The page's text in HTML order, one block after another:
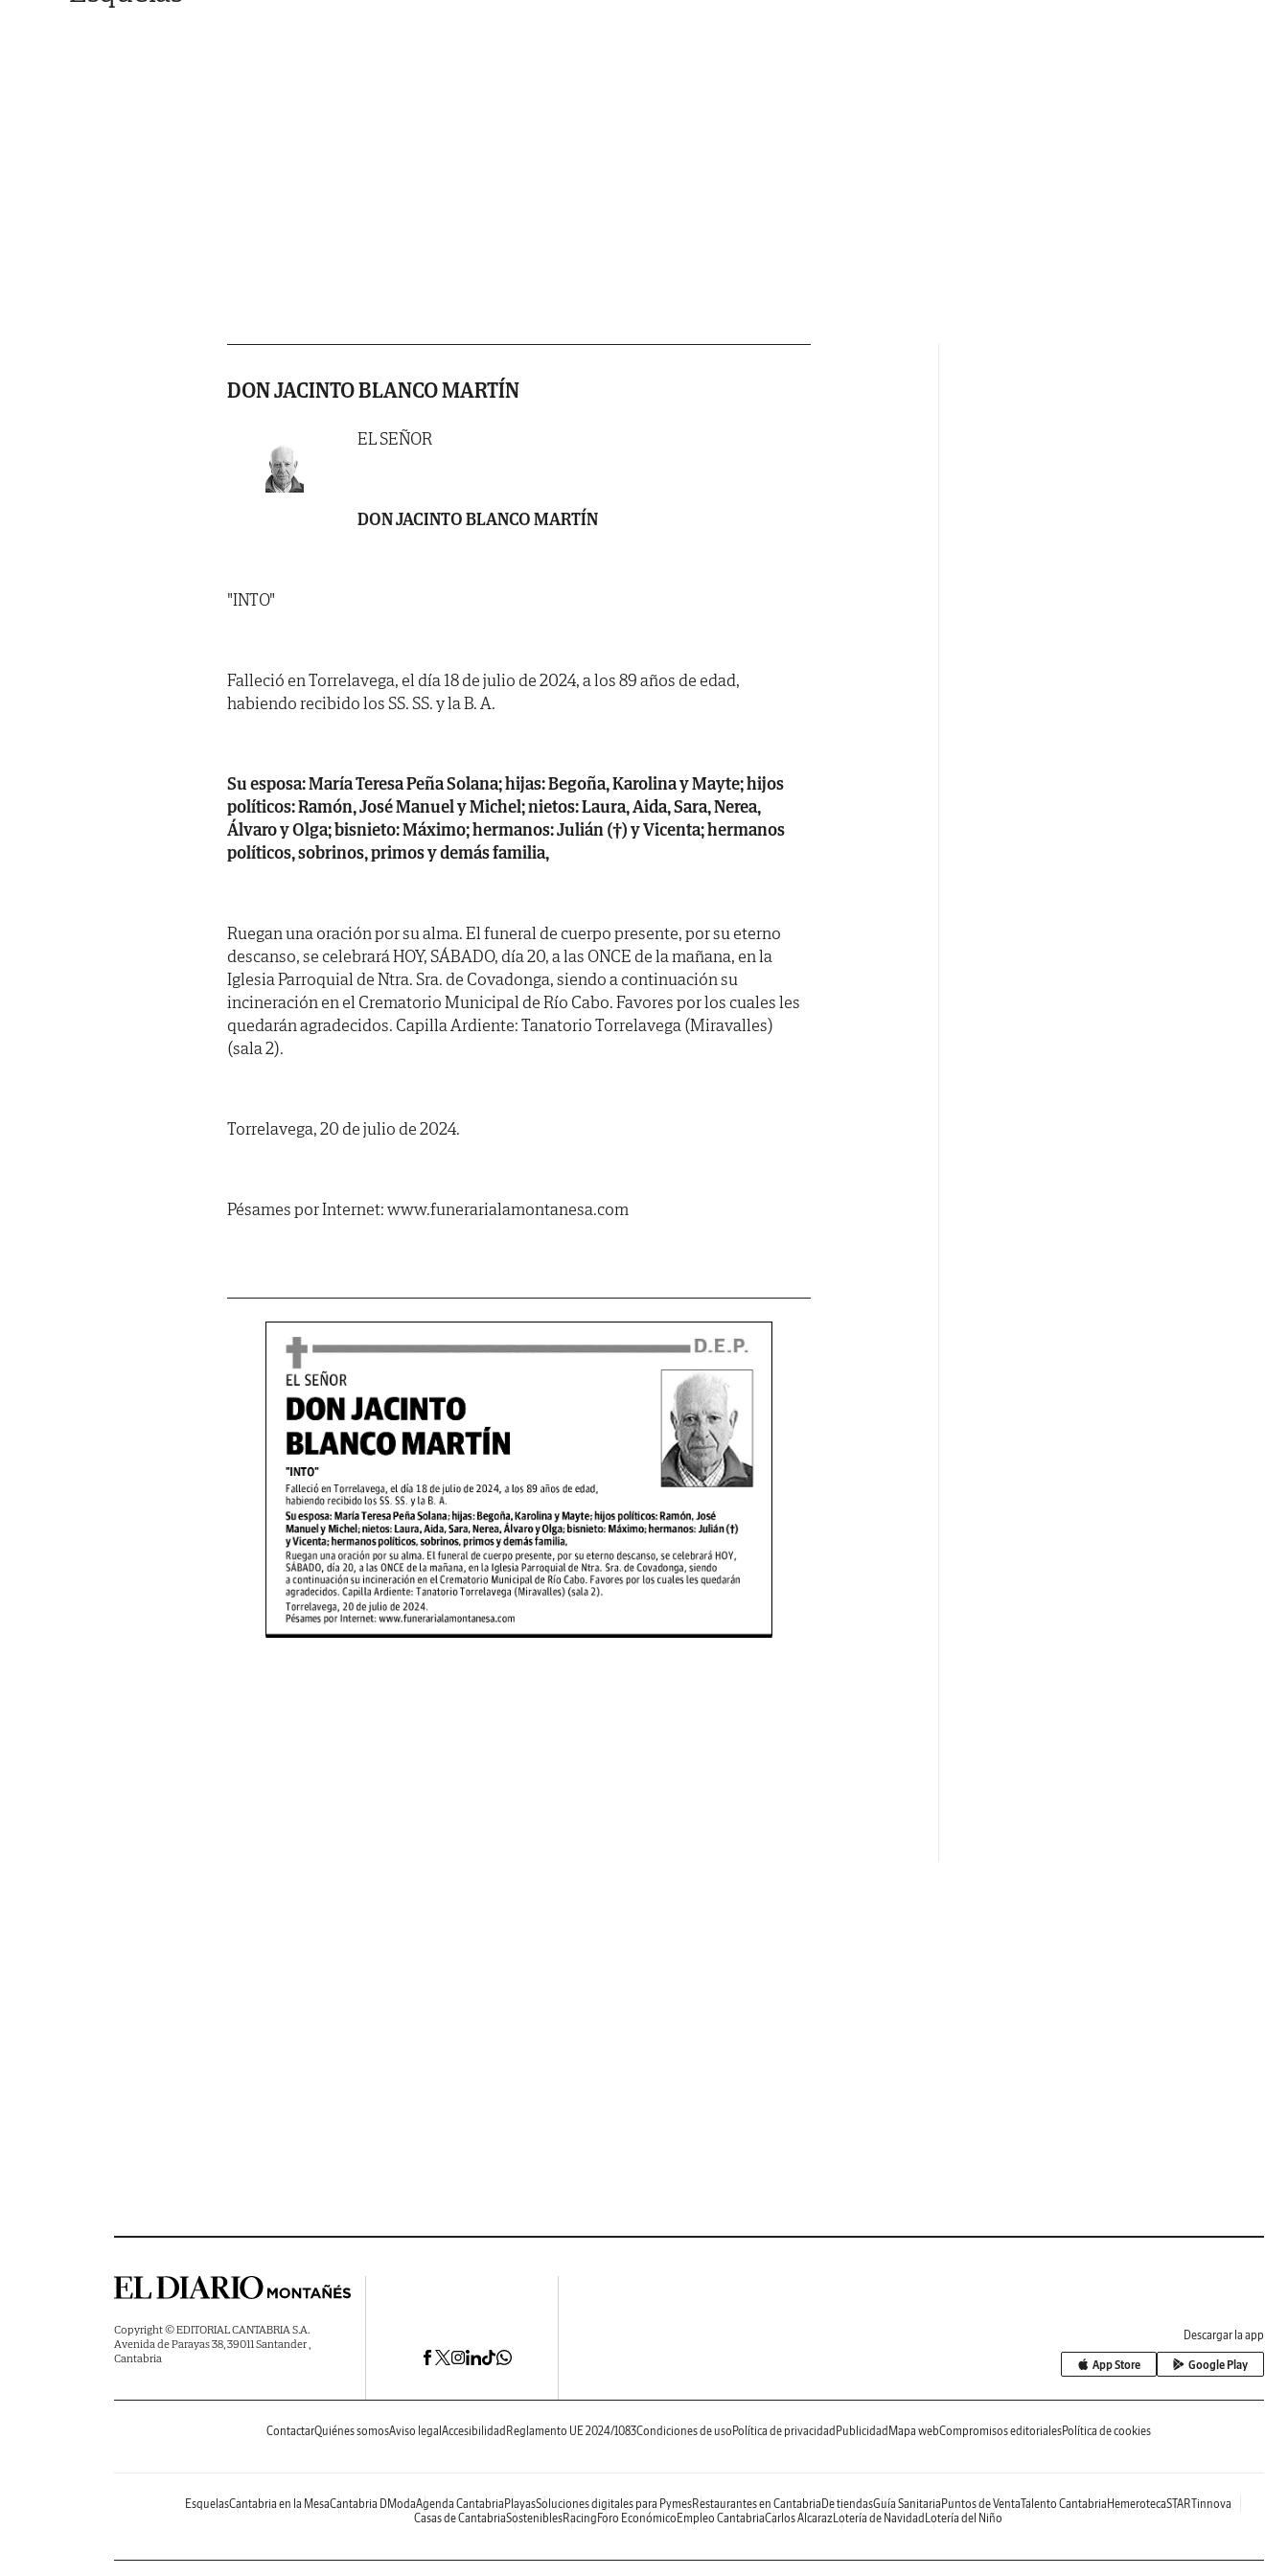
DON JACINTO BLANCO MARTÍN
EL SEÑOR
DON JACINTO BLANCO MARTÍN
"INTO"
Falleció en Torrelavega, el día 18 de julio de 2024, a los 89 años de edad,
habiendo recibido los SS. SS. y la B. A.
Su esposa: María Teresa Peña Solana; hijas: Begoña, Karolina y Mayte; hijos
políticos: Ramón, José Manuel y Michel; nietos: Laura, Aida, Sara, Nerea,
Álvaro y Olga; bisnieto: Máximo; hermanos: Julián (†) y Vicenta; hermanos
políticos, sobrinos, primos y demás familia,
Ruegan una oración por su alma. El funeral de cuerpo presente, por su eterno
descanso, se celebrará HOY, SÁBADO, día 20, a las ONCE de la mañana, en la
Iglesia Parroquial de Ntra. Sra. de Covadonga, siendo a continuación su
incineración en el Crematorio Municipal de Río Cabo. Favores por los cuales les
quedarán agradecidos. Capilla Ardiente: Tanatorio Torrelavega (Miravalles)
(sala 2).
Torrelavega, 20 de julio de 2024.
Pésames por Internet: www.funerarialamontanesa.com
Copyright © EDITORIAL CANTABRIA S.A.
Avenida de Parayas 38, 39011 Santander ,
Cantabria
Descargar la app
App Store Google Play
ContactarQuiénes somosAviso legal Accesibilidad Reglamento UE 2024/1083Condiciones de uso Política de privacidad Publicidad Mapa webCompromisos editorialesPolítica de cookies
EsquelasCantabria en la MesaCantabria DModaAgenda Cantabria PlayasSoluciones digitales para PymesRestaurantes en Cantabria De tiendasGuía Sanitaria Puntos de VentaTalento Cantabria HemerotecaSTARTinnova
Casas de CantabriaSosteniblesRacing Foro Económico Empleo CantabriaCarlos AlcarazLotería de Navidad Lotería del Niño